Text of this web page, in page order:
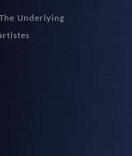
Underlying